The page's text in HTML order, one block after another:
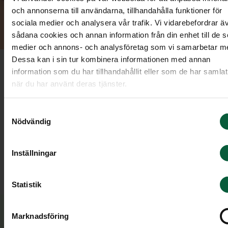
och annonserna till användarna, tillhandahålla funktioner för
sociala medier och analysera vår trafik. Vi vidarebefordrar
sådana cookies och annan information från din enhet till de
medier och annons- och analysföretag som vi samarbetar
Dessa kan i sin tur kombinera informationen med annan
information som du har tillhandahållit eller som de har
när du har använt deras tjänster.
Nödvändig
Inställningar
Statistik
Marknadsföring
Tackkort
tack till släkt och vänner som delat sorgen med
närvaro vid begravningen, minnesgåvor, blommor